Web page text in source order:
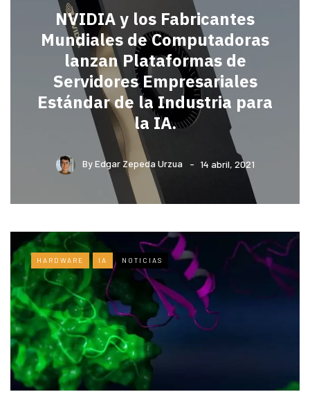
NVIDIA y los Fabricantes
Mundiales de Computadoras
lanzan Plataformas de
Servidores Empresariales
Estándar de la Industria para
la IA.
ByEdgar Zepeda Urzua 14 abril, 2021
HARDWARE IA NOTICIAS